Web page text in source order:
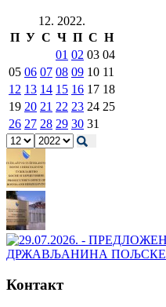
12. 2022.
П У С Ч П С Н
01 02 03 04
05 06 07 08 09 10 11
12 13 14 15 16 17 18
19 20 21 22 23 24 25
26 27 28 29 30 31
Контакт